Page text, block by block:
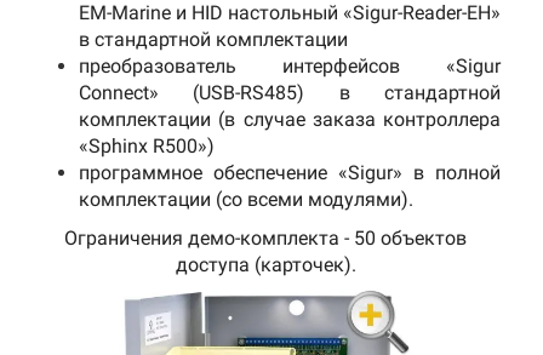
EM-Marine и HID настольный «Sigur-Reader-EH»
в стандартной комплектации
преобразователь интерфейсов «Sigur
Connect» (USB-RS485) в стандартной
комплектации (в случае заказа контроллера
«Sphinx R500»)
программное обеспечение «Sigur» в полной
комплектации (со всеми модулями).
Ограничения демо-комплекта - 50 объектов
доступа (карточек).